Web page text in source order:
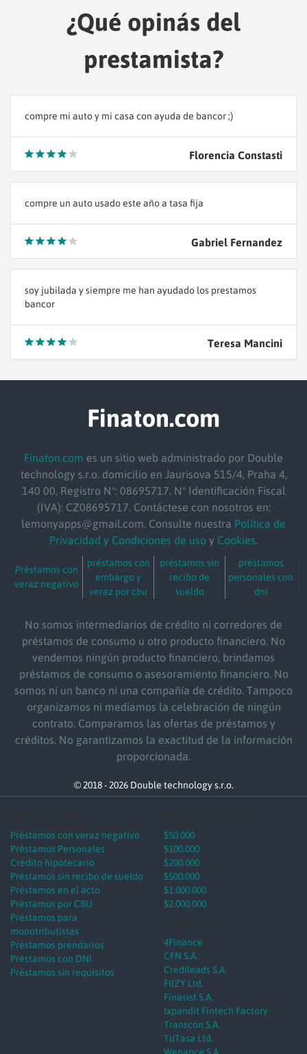
¿Qué opinás del
prestamista?
compre mi auto y mi casa con ayuda de bancor ;)
Florencia Constasti
compre un auto usado este año a tasa fija
Gabriel Fernandez
soy jubilada y siempre me han ayudado los prestamos
bancor
Teresa Mancini
Finaton.com
Finaton.com es un sitio web administrado por Double
technology s.r.o. domicilio en Jaurisova 515/4, Praha 4,
140 00, Registro Nº: 08695717. Nº Identificación Fiscal
(IVA): CZ08695717. Contáctese con nosotros en:
lemonyapps@gmail.com. Consulte nuestra Política de
Privacidad y Condiciones de uso y Cookies.
Préstamos con
veraz negativo
préstamos con
embargo y
veraz por cbu
préstamos sin
recibo de
sueldo
préstamos
personales con
dni
No somos intermediarios de crédito ni corredores de
préstamos de consumo u otro producto financiero. No
vendemos ningún producto financiero, brindamos
préstamos de consumo o asesoramiento financiero. No
somos ni un banco ni una compañía de crédito. Tampoco
organizamos ni mediamos la celebración de ningún
contrato. Comparamos las ofertas de préstamos y
créditos. No garantizamos la exactitud de la información
proporcionada.
© 2018 - 2026 Double technology s.r.o.
Préstamos con veraz negativo
Préstamos Personales
Crédito hipotecario
Préstamos sin recibo de sueldo
Préstamos en el acto
Préstamos por CBU
Préstamos para
monotributistas
Préstamos prendarios
Préstamos con DNI
Préstamos sin requisitos
$50.000
$100.000
$200.000
$500.000
$1.000.000
$2.000.000
4Finance
CFN S.A.
Credileads S.A.
FIIZY Ltd.
Finasist S.A.
Ixpandit Fintech Factory
Transcon S.A.
TuTasa Ltd.